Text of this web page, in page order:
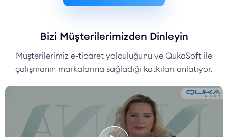
Bizi Müşterilerimizden Dinleyin
Müşterilerimiz e-ticaret yolculuğunu ve QukaSoft ile
çalışmanın markalarına sağladığı katkıları anlatıyor.